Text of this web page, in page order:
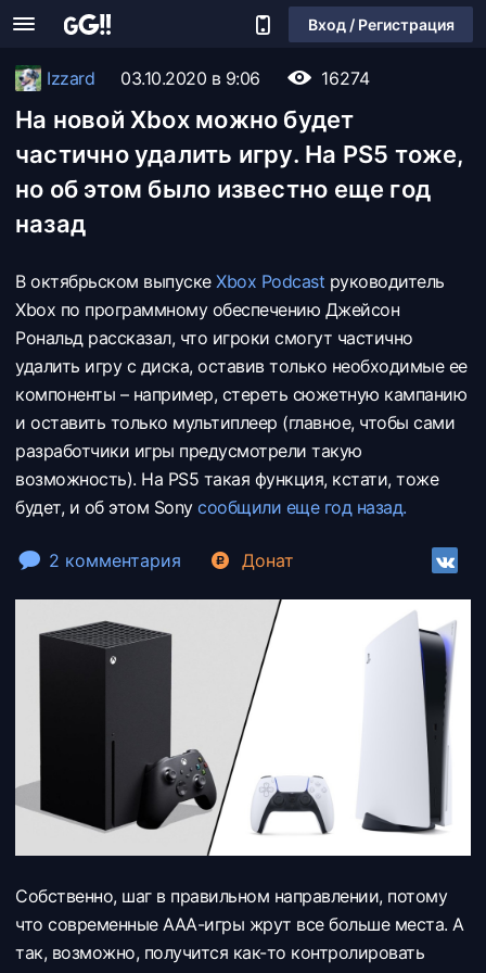
Вход / Регистрация
Izzard 03.10.2020 в 9:06 16274
На новой Xbox можно будет
частично удалить игру. На PS5 тоже,
но об этом было известно еще год
назад
В октябрьском выпуске Xbox Podcast руководитель
Xbox по программному обеспечению Джейсон
Рональд рассказал, что игроки смогут частично
удалить игру с диска, оставив только необходимые ее
компоненты – например, стереть сюжетную кампанию
и оставить только мультиплеер (главное, чтобы сами
разработчики игры предусмотрели такую
возможность). На PS5 такая функция, кстати, тоже
будет, и об этом Sony сообщили еще год назад.
2 комментария Донат
Собственно, шаг в правильном направлении, потому
что современные ААА-игры жрут все больше места. А
так, возможно, получится как-то контролировать